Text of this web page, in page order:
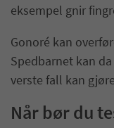
eksempel gnir
Gonoré kan
Spedbarnet kan
verste fall kan
Når bør du